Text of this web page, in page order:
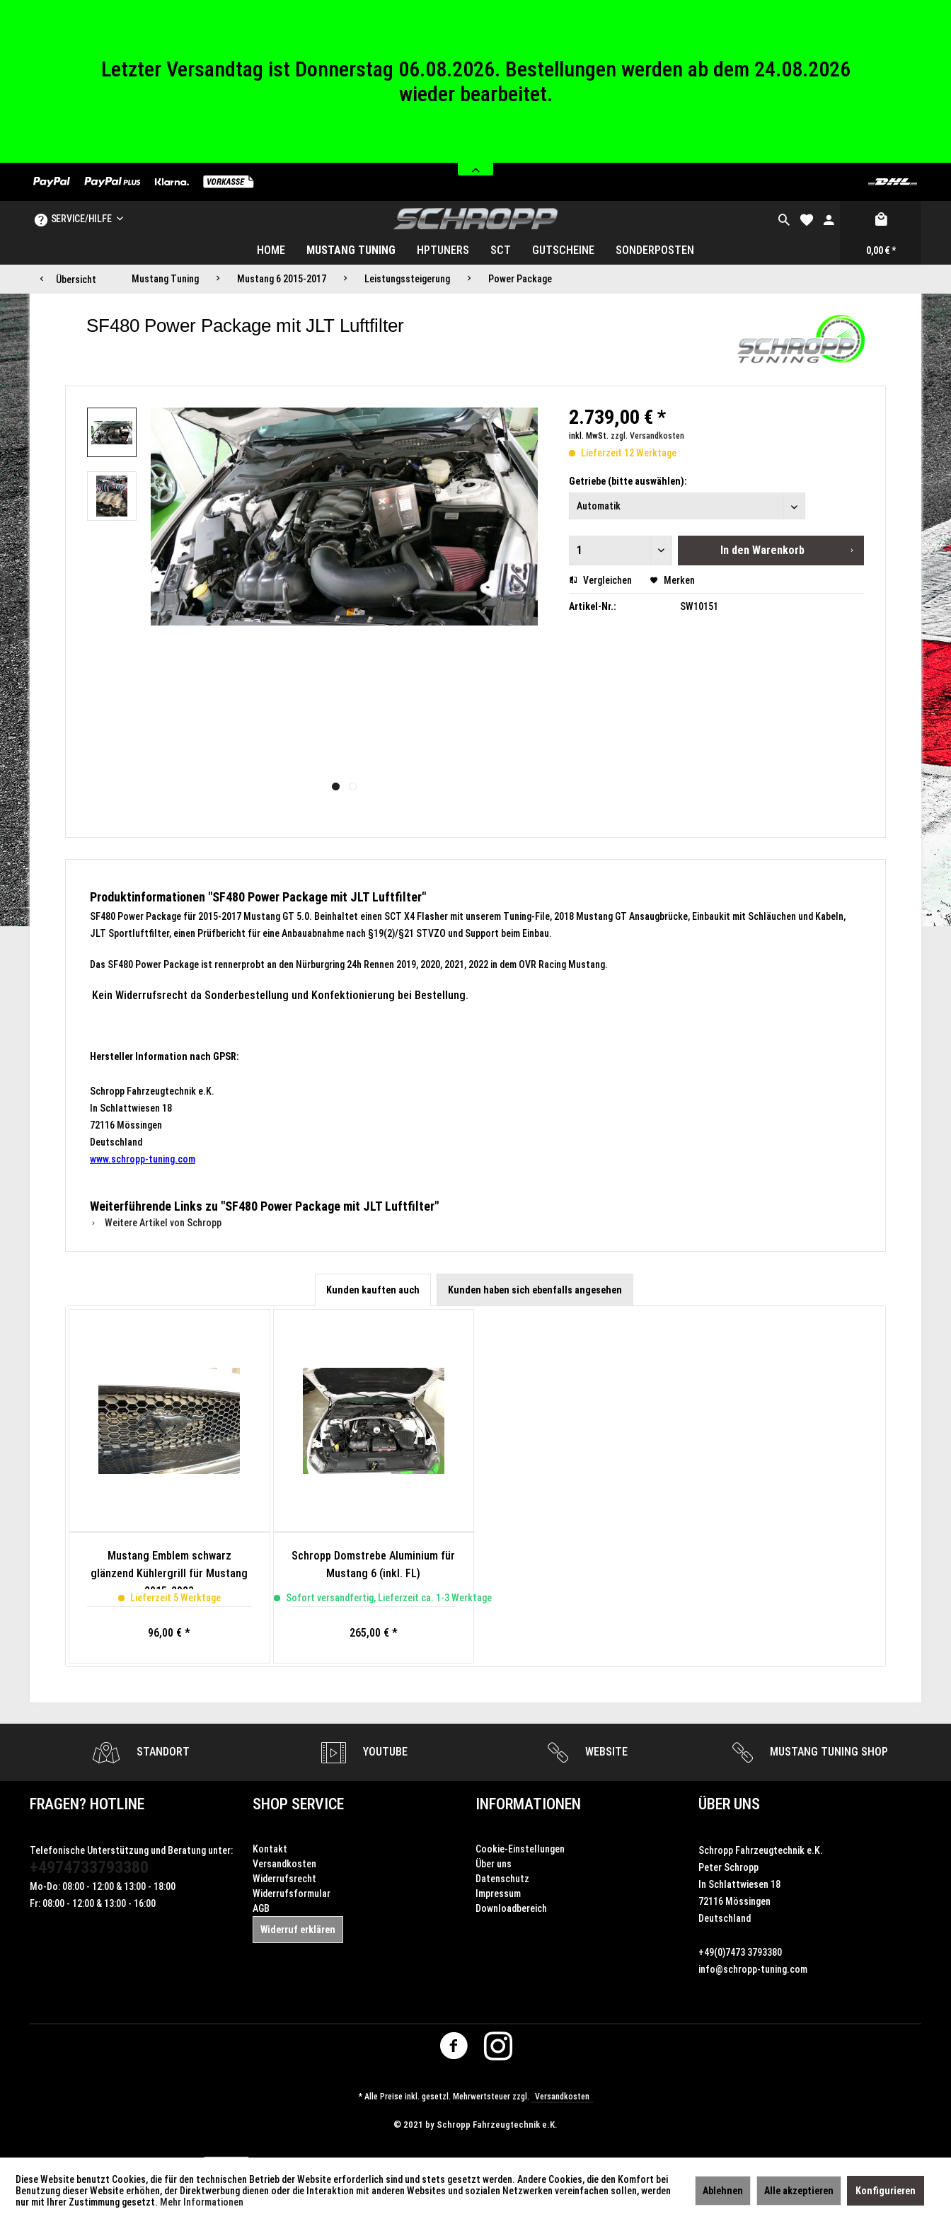
Letzter Versandtag ist Donnerstag 06.08.2026. Bestellungen werden ab dem 24.08.2026
wieder bearbeitet.
SERVICE/HILFE
0,00 € *
HOME MUSTANG TUNING HPTUNERS SCT GUTSCHEINE SONDERPOSTEN
Übersicht Mustang Tuning Mustang 6 2015-2017 Leistungssteigerung Power Package
SF480 Power Package mit JLT Luftfilter
2.739,00 € *
inkl. MwSt. zzgl. Versandkosten
Lieferzeit 12 Werktage
Getriebe (bitte auswählen):
In den Warenkorb
Vergleichen Merken
Artikel-Nr.: SW10151
Produktinformationen "SF480 Power Package mit JLT Luftfilter"
SF480 Power Package für 2015-2017 Mustang GT 5.0. Beinhaltet einen SCT X4 Flasher mit unserem Tuning-File, 2018 Mustang GT Ansaugbrücke, Einbaukit mit Schläuchen und Kabeln,
JLT Sportluftfilter, einen Prüfbericht für eine Anbauabnahme nach §19(2)/§21 STVZO und Support beim Einbau.
Das SF480 Power Package ist rennerprobt an den Nürburgring 24h Rennen 2019, 2020, 2021, 2022 in dem OVR Racing Mustang.
Kein Widerrufsrecht da Sonderbestellung und Konfektionierung bei Bestellung.
Hersteller Information nach GPSR:
Schropp Fahrzeugtechnik e.K.
In Schlattwiesen 18
72116 Mössingen
Deutschland
www.schropp-tuning.com
Weiterführende Links zu "SF480 Power Package mit JLT Luftfilter"
Weitere Artikel von Schropp
Kunden kauften auch Kunden haben sich ebenfalls angesehen
Mustang Emblem schwarz
glänzend Kühlergrill für Mustang
2015-2023
Lieferzeit 5 Werktage
96,00 € *
Schropp Domstrebe Aluminium für
Mustang 6 (inkl. FL)
Sofort versandfertig, Lieferzeit ca. 1-3 Werktage
265,00 € *
STANDORT YOUTUBE WEBSITE MUSTANG TUNING SHOP
FRAGEN? HOTLINE
Telefonische Unterstützung und Beratung unter:
+4974733793380
Mo-Do: 08:00 - 12:00 & 13:00 - 18:00
Fr: 08:00 - 12:00 & 13:00 - 16:00
SHOP SERVICE
Kontakt
Versandkosten
Widerrufsrecht
Widerrufsformular
AGB
Widerruf erklären
INFORMATIONEN
Cookie-Einstellungen
Über uns
Datenschutz
Impressum
Downloadbereich
ÜBER UNS
Schropp Fahrzeugtechnik e.K.
Peter Schropp
In Schlattwiesen 18
72116 Mössingen
Deutschland
+49(0)7473 3793380
info@schropp-tuning.com
* Alle Preise inkl. gesetzl. Mehrwertsteuer zzgl. Versandkosten
© ​2021 by Schropp Fahrzeugtechnik e.K.
Diese Website benutzt Cookies, die für den technischen Betrieb der Website erforderlich sind und stets gesetzt werden. Andere Cookies, die den Komfort bei
Benutzung dieser Website erhöhen, der Direktwerbung dienen oder die Interaktion mit anderen Websites und sozialen Netzwerken vereinfachen sollen, werden
nur mit Ihrer Zustimmung gesetzt. Mehr Informationen
Ablehnen Alle akzeptieren Konfigurieren